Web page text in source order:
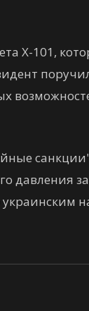
Х-101,
давления за